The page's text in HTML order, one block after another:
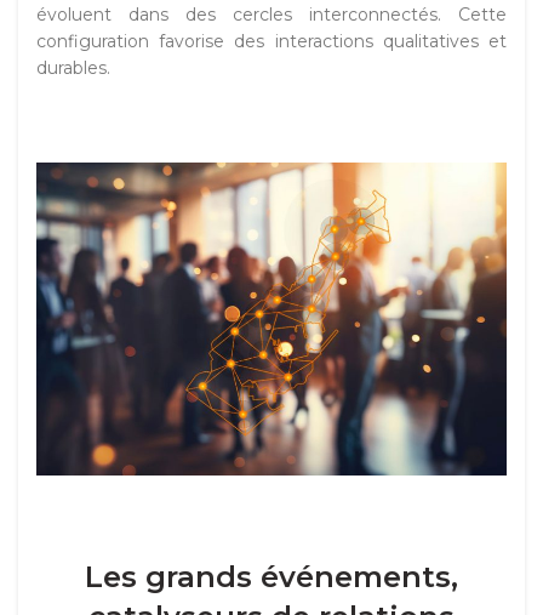
évoluent dans des cercles interconnectés. Cette
configuration favorise des interactions qualitatives et
durables.
Les grands événements,